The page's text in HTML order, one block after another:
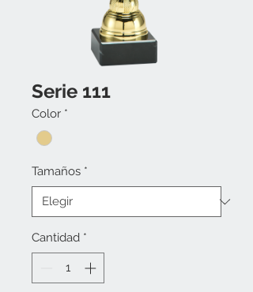
Serie 111
Color *
Tamaños *
Cantidad *